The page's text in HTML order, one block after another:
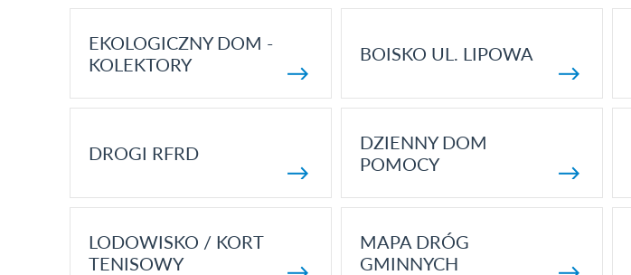
EKOLOGICZNY DOM -
KOLEKTORY
BOISKO UL. LIPOWA
DROGI RFRD
DZIENNY DOM
POMOCY
LODOWISKO / KORT
TENISOWY
MAPA DRÓG
GMINNYCH